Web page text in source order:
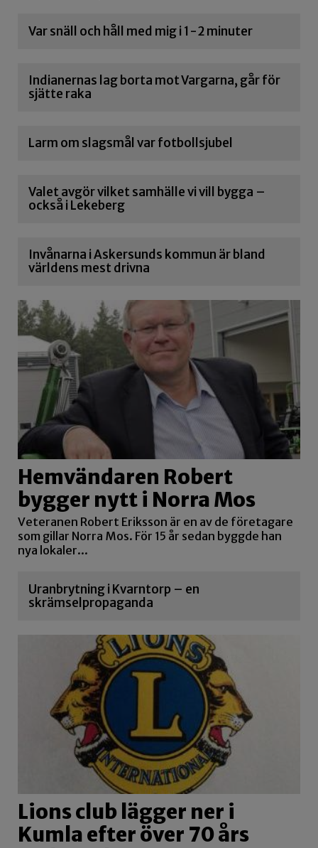
Var snäll och håll med mig i 1-2 minuter
Indianernas lag borta mot Vargarna, går för
sjätte raka
Larm om slagsmål var fotbollsjubel
Valet avgör vilket samhälle vi vill bygga –
också i Lekeberg
Invånarna i Askersunds kommun är bland
världens mest drivna
Hemvändaren Robert
bygger nytt i Norra Mos
Veteranen Robert Eriksson är en av de företagare
som gillar Norra Mos. För 15 år sedan byggde han
nya lokaler...
Uranbrytning i Kvarntorp – en
skrämselpropaganda
Lions club lägger ner i
Kumla efter över 70 års